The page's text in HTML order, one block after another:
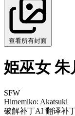
查看所有封面
姫巫女 朱
SFW
Himemiko: Akatsuki
破解补丁AI 翻译补